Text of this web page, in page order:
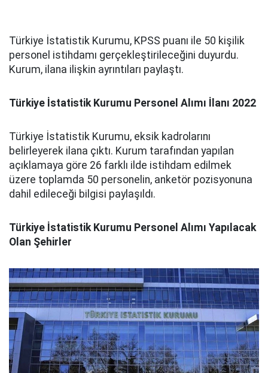
Türkiye İstatistik Kurumu, KPSS puanı ile 50 kişilik
personel istihdamı gerçekleştirileceğini duyurdu.
Kurum, ilana ilişkin ayrıntıları paylaştı.
Türkiye İstatistik Kurumu Personel Alımı İlanı 2022
Türkiye İstatistik Kurumu, eksik kadrolarını
belirleyerek ilana çıktı. Kurum tarafından yapılan
açıklamaya göre 26 farklı ilde istihdam edilmek
üzere toplamda 50 personelin, anketör pozisyonuna
dahil edileceği bilgisi paylaşıldı.
Türkiye İstatistik Kurumu Personel Alımı Yapılacak
Olan Şehirler